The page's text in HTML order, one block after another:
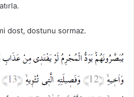
dost, dostunu sormaz.